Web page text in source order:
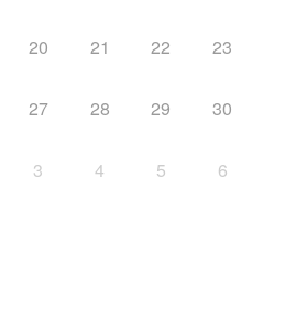
20 21 22 23
27 28 29 30
3 4 5 6